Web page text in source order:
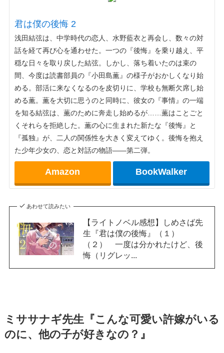
君は僕の後悔 2
浅田結弦は、中学時代の恋人、水野藍衣と再会し、数々の対
話を経て再び心を通わせた。一つの『後悔』を乗り越え、平
穏な日々を取り戻した結弦。しかし、落ち着いたのは束の
間、今度は読書部員の『小田島薫』の様子がおかしくなり始
める。部活に来なくなるのを皮切りに、学校も無断欠席し始
める薫。薫を大切に思うのと同時に、彼女の『事情』の一端
を知る結弦は、薫のために奔走し始めるが……薫はことごと
くそれらを拒絶した。薫の心に生まれた新たな『後悔』と
『孤独』が、二人の関係性を大きく変えてゆく。後悔を抱え
た少年少女の、恋と対話の物語――第二弾。
Amazon BookWalker
あわせて読みたい
【ライトノベル感想】しめさば先
生『君は僕の後悔』（１）
（２） 一度は分かれたけど、後
悔（リグレッ...
ミササナギ先生『こんな可愛い許嫁がいる
のに、他の子が好きなの？』